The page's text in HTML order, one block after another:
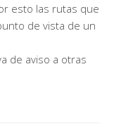
esto las rutas que
de vista de un
de aviso a otras